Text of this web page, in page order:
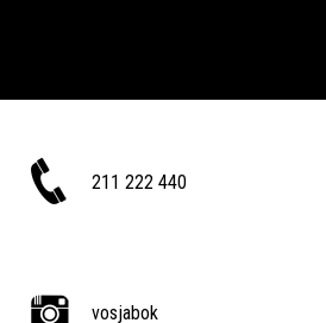
211 222 440
vosjabok